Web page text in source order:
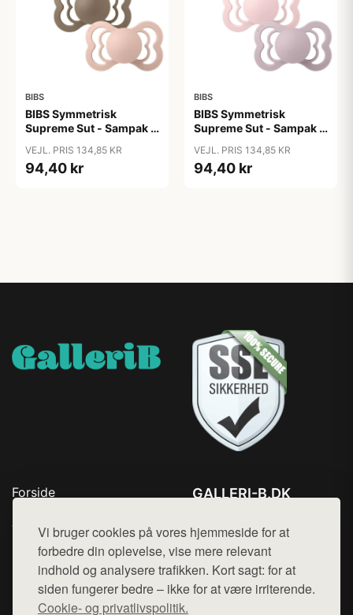
Vi bruger cookies på vores hjemmeside for at
forbedre din oplevelse, vise mere relevant
indhold og analysere trafikken. Kort sagt: for at
siden fungerer bedre – ikke for at være irriterende.
Cookie- og privatlivspolitik.
BIBS
BIBS Symmetrisk
Supreme Sut - Sampak -
Earthy
VEJL. PRIS 134,85 KR
94,40 kr
BIBS
BIBS Symmetrisk
Supreme Sut - Sampak -
Gentle
VEJL. PRIS 134,85 KR
94,40 kr
Forside
Top Rabatter
Blog
Kontakt
GALLERI-B.DK
Mail: hej@want.dk
Cookie- og privatlivspolitik